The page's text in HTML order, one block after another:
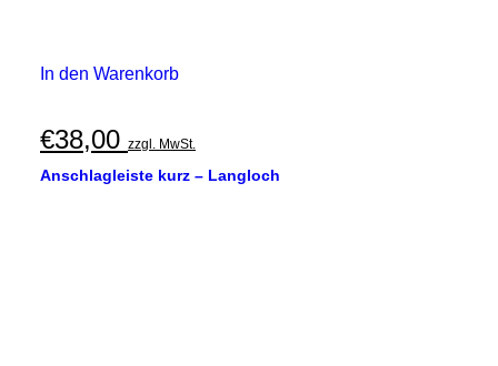
In den Warenkorb
€38,00 zzgl. MwSt.
Anschlagleiste kurz – Langloch